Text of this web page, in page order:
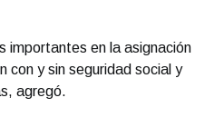
importantes en la asignación
con y sin seguridad social y
agregó.